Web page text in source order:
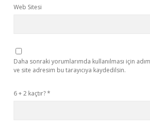
Web Sitesi
Daha sonraki yorumlarımda kullanılması için
ve site adresim bu tarayıcıya kaydedilsin.
6 + 2 kaçtır?*